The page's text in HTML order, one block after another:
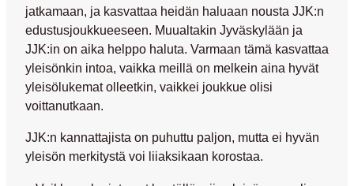
jatkamaan, ja kasvattaa heidän haluaan nousta JJK:n
edustusjoukkueeseen. Muualtakin Jyväskylään ja
JJK:in on aika helppo haluta. Varmaan tämä kasvattaa
yleisönkin intoa, vaikka meillä on melkein aina hyvät
yleisölukemat olleetkin, vaikkei joukkue olisi
voittanutkaan.
JJK:n kannattajista on puhuttu paljon, mutta ei hyvän
yleisön merkitystä voi liiaksikaan korostaa.